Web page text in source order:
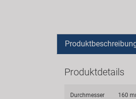
Produktdetails
Durchmesser 160